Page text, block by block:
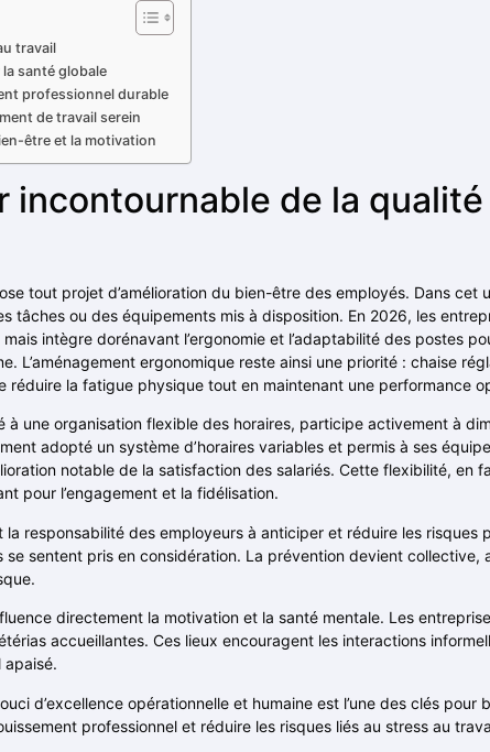
travail
santé globale
professionnel durable
de travail serein
être et la motivation
de la qualité
tout projet d’amélioration du bien-être des employés. Dans cet
tâches ou des équipements mis à disposition. En 2026, les
intègre dorénavant l’ergonomie et l’adaptabilité des postes
L’aménagement ergonomique reste ainsi une priorité : chaise
la fatigue physique tout en maintenant une performance
une organisation flexible des horaires, participe activement à
adopté un système d’horaires variables et permis à ses
notable de la satisfaction des salariés. Cette flexibilité, en
pour l’engagement et la fidélisation.
responsabilité des employeurs à anticiper et réduire les risques
se sentent pris en considération. La prévention devient
directement la motivation et la santé mentale. Les
accueillantes. Ces lieux encouragent les interactions
apaisé.
d’excellence opérationnelle et humaine est l’une des clés
professionnel et réduire les risques liés au stress au